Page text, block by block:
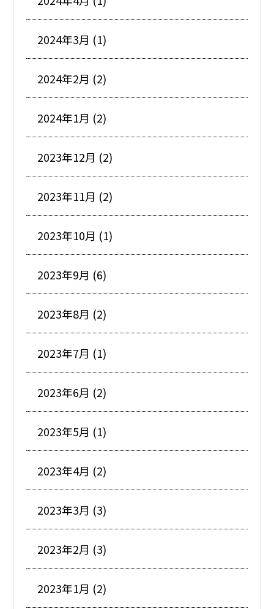
2024年3月 (1)
2024年2月 (2)
2024年1月 (2)
2023年12月 (2)
2023年11月 (2)
2023年10月 (1)
2023年9月 (6)
2023年8月 (2)
2023年7月 (1)
2023年6月 (2)
2023年5月 (1)
2023年4月 (2)
2023年3月 (3)
2023年2月 (3)
2023年1月 (2)